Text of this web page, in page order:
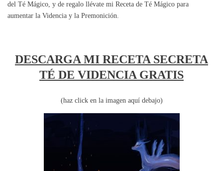
del Té Mágico, y de regalo llévate mi Receta de Té Mágico para
aumentar la Videncia y la Premonición.
DESCARGA MI RECETA SECRETA
TÉ DE VIDENCIA GRATIS
(haz click en la imagen aquí debajo)